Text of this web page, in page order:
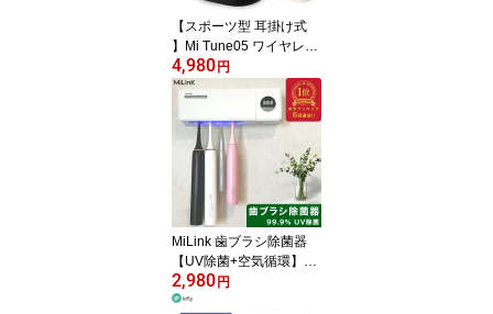
iphone 対応
【スポーツ型 耳掛け式
】Mi Tune05 ワイヤレス
イヤホン bluetooth 5.4
イヤホン 耳掛け ENC ノ
イズキャンセリング 完全
ワイヤレス ブルートゥー
ス イヤホン 耳かけ 落下
防止 両耳 片耳 高音質 マ
イク付き 長時間 通話 防
水 スポーツ ランニング i
Phone Android
4,980 円
MiLink 歯ブラシ除菌器
【UV除菌+空気循環】壁
掛け式 UV-C 歯ブラシ 除
菌機 除菌ケース 歯ブラ
2,980 円